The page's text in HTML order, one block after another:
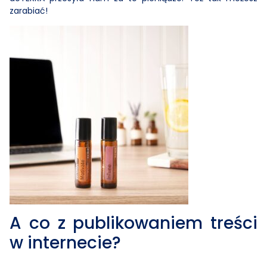
zarabiać!
A co z publikowaniem treści
w internecie?